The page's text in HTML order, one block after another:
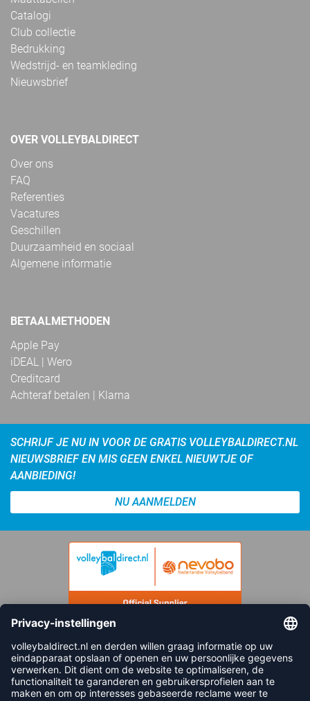
Catalogi
Club collectie
Bedrukking
Wedstrijd- en teamkleding
Nieuwsbrief
OVER VOLLEYBALDIRECT
Over ons
FAQ
Referenties
Vacatures
Geschillen
Duurzaamheid en sociaal
Algemene informatie
BETAALMETHODEN
Apple Pay
iDEAL | Wero
Creditcard
Achteraf betalen | Klarna
SCHRIJF JE NU IN VOOR DE GRATIS VOLLEYBALDIRECT.NL
NIEUWSBRIEF EN MIS GEEN ENKEL NIEUWTJE OF
AANBIEDING!
NU AANMELDEN